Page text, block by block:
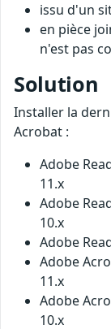
issu d'un
en pièce
n'est pas
Solution
Installer la
Acrobat :
Adobe
11.x
Adobe
10.x
Adobe
Adobe
11.x
Adobe
10.x